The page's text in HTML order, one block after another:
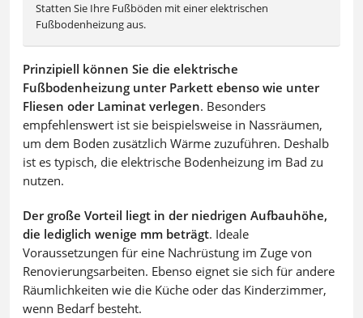
Statten Sie Ihre Fußböden mit einer elektrischen
Fußbodenheizung aus.
Prinzipiell können Sie die elektrische
Fußbodenheizung unter Parkett ebenso wie unter
Fliesen oder Laminat verlegen. Besonders
empfehlenswert ist sie beispielsweise in Nassräumen,
um dem Boden zusätzlich Wärme zuzuführen. Deshalb
ist es typisch, die elektrische Bodenheizung im Bad zu
nutzen.
Der große Vorteil liegt in der niedrigen Aufbauhöhe,
die lediglich wenige mm beträgt. Ideale
Voraussetzungen für eine Nachrüstung im Zuge von
Renovierungsarbeiten. Ebenso eignet sie sich für andere
Räumlichkeiten wie die Küche oder das Kinderzimmer,
wenn Bedarf besteht.